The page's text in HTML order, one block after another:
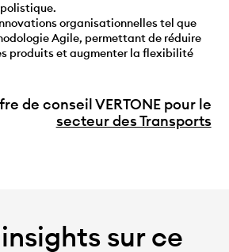
organisationnelles tel que
Agile, permettant de réduire
produits et augmenter la flexibilité
de conseil VERTONE pour le
secteur des Transports
sur ce